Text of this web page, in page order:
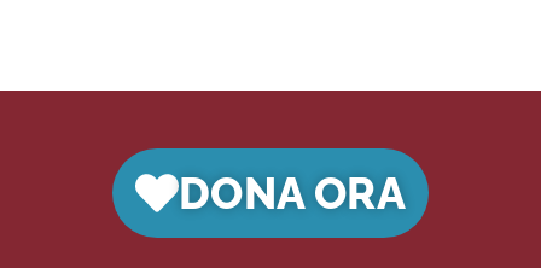
DONA ORA